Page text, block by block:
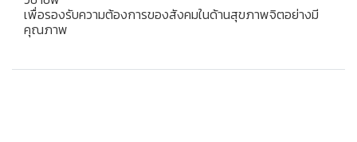
เพื่อรองรับความต้องการของสังคมในด้านสุขภาพจิตอย่างมี
คุณภาพ